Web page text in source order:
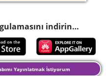
indirin…
Yayınlatmak İstiyorum